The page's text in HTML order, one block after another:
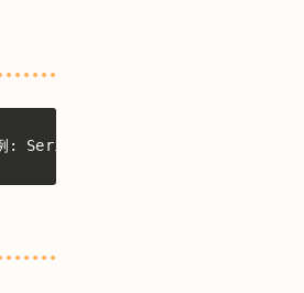
: Serial0/0/0）] ── [インターネット]